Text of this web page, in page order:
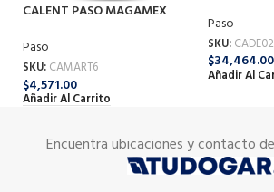
CALENT PASO MAGAMEX
Paso
SKU: CAMART6
$4,571.00
Añadir Al Carrito
Paso
SKU:
$34,464.00
Añadir Al
Encuentra ubicaciones y contacto